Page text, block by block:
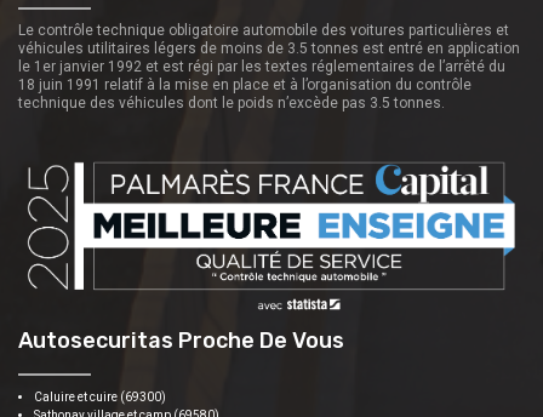
Le contrôle technique obligatoire automobile des voitures particulières et
véhicules utilitaires légers de moins de 3.5 tonnes est entré en application
le 1er janvier 1992 et est régi par les textes réglementaires de l’arrêté du
18 juin 1991 relatif à la mise en place et à l’organisation du contrôle
technique des véhicules dont le poids n’excède pas 3.5 tonnes.
Autosecuritas Proche De Vous
Caluire et cuire (69300)